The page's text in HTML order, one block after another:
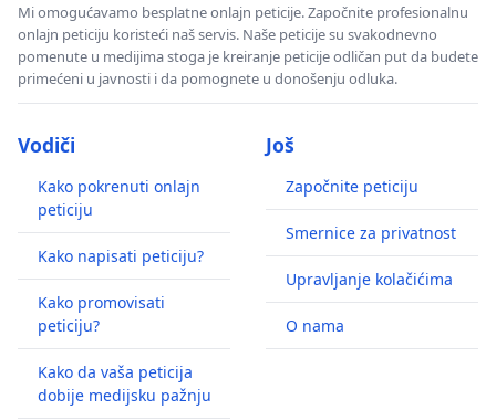
Mi omogućavamo besplatne onlajn peticije. Započnite profesionalnu
onlajn peticiju koristeći naš servis. Naše peticije su svakodnevno
pomenute u medijima stoga je kreiranje peticije odličan put da budete
primećeni u javnosti i da pomognete u donošenju odluka.
Vodiči
Kako pokrenuti onlajn
peticiju
Kako napisati peticiju?
Kako promovisati
peticiju?
Kako da vaša peticija
dobije medijsku pažnju
Još
Započnite peticiju
Smernice za privatnost
Upravljanje kolačićima
O nama